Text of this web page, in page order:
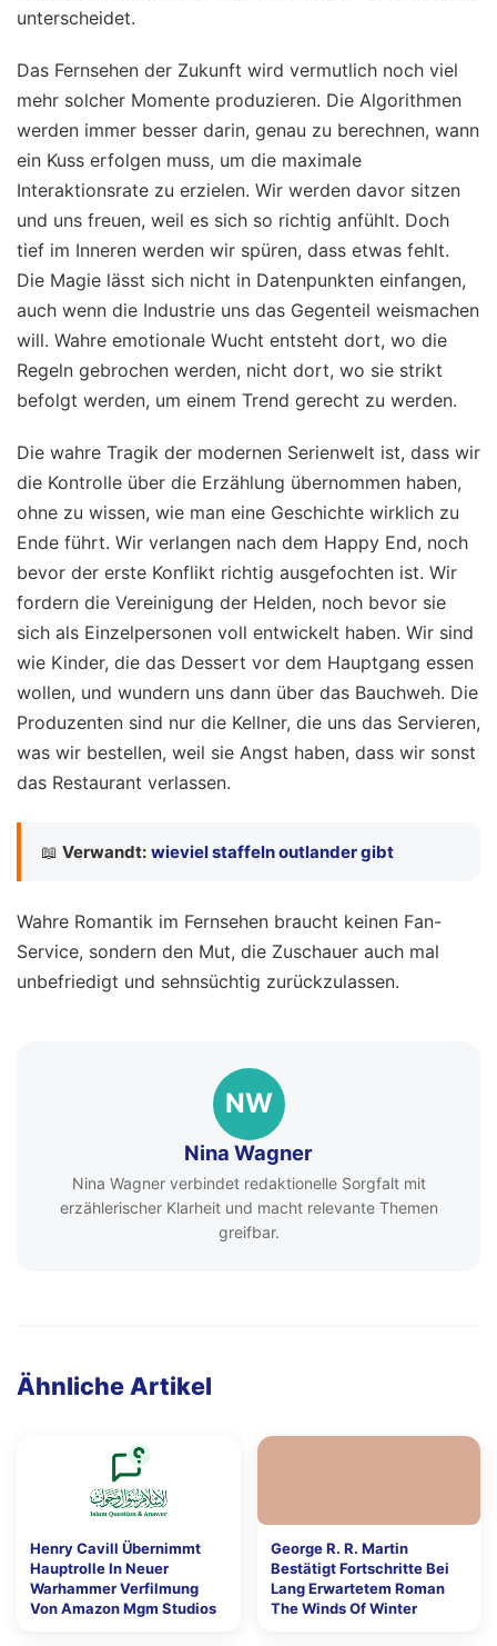
unterscheidet.
Das Fernsehen der Zukunft wird vermutlich noch viel
mehr solcher Momente produzieren. Die Algorithmen
werden immer besser darin, genau zu berechnen, wann
ein Kuss erfolgen muss, um die maximale
Interaktionsrate zu erzielen. Wir werden davor sitzen
und uns freuen, weil es sich so richtig anfühlt. Doch
tief im Inneren werden wir spüren, dass etwas fehlt.
Die Magie lässt sich nicht in Datenpunkten einfangen,
auch wenn die Industrie uns das Gegenteil weismachen
will. Wahre emotionale Wucht entsteht dort, wo die
Regeln gebrochen werden, nicht dort, wo sie strikt
befolgt werden, um einem Trend gerecht zu werden.
Die wahre Tragik der modernen Serienwelt ist, dass wir
die Kontrolle über die Erzählung übernommen haben,
ohne zu wissen, wie man eine Geschichte wirklich zu
Ende führt. Wir verlangen nach dem Happy End, noch
bevor der erste Konflikt richtig ausgefochten ist. Wir
fordern die Vereinigung der Helden, noch bevor sie
sich als Einzelpersonen voll entwickelt haben. Wir sind
wie Kinder, die das Dessert vor dem Hauptgang essen
wollen, und wundern uns dann über das Bauchweh. Die
Produzenten sind nur die Kellner, die uns das Servieren,
was wir bestellen, weil sie Angst haben, dass wir sonst
das Restaurant verlassen.
📖 Verwandt: wieviel staffeln outlander gibt
Wahre Romantik im Fernsehen braucht keinen Fan-
Service, sondern den Mut, die Zuschauer auch mal
unbefriedigt und sehnsüchtig zurückzulassen.
NW
Nina Wagner
Nina Wagner verbindet redaktionelle Sorgfalt mit
erzählerischer Klarheit und macht relevante Themen
greifbar.
Ähnliche Artikel
Henry Cavill Übernimmt
Hauptrolle In Neuer
Warhammer Verfilmung
Von Amazon Mgm Studios
George R. R. Martin
Bestätigt Fortschritte Bei
Lang Erwartetem Roman
The Winds Of Winter